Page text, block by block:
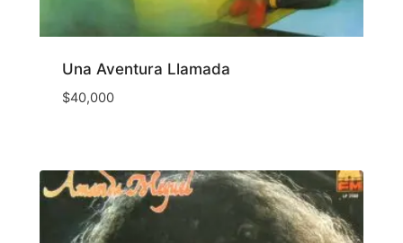
Una Aventura Llamada
$40,000